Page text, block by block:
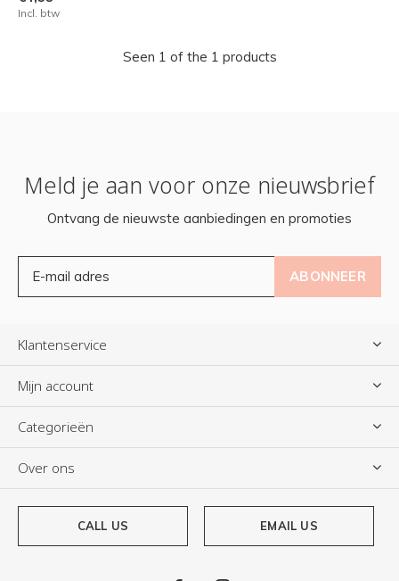
Incl. btw
Seen 1 of the 1 products
Meld je aan voor onze nieuwsbrief
Ontvang de nieuwste aanbiedingen en promoties
ABONNEER
Klantenservice
Mijn account
Categorieën
Over ons
CALL US EMAIL US